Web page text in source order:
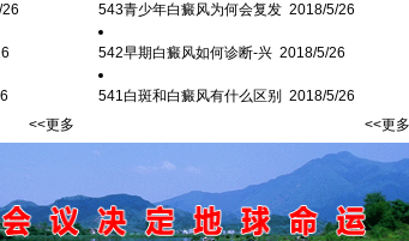
<<更多
543青少年白癜风为何会复发2018/5/26
542早期白癜风如何诊断-兴2018/5/26
541白斑和白癜风有什么区别
2018/5/26
<<更多